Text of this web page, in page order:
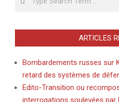
ARTICLES
Bombardements russes sur
retard des systèmes de
Edito-Transition ou
interrogations soulevées par